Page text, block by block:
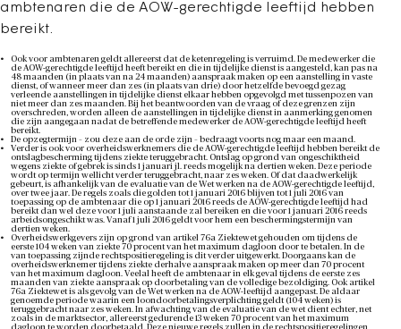
ambtenaren die de AOW-gerechtigde leeftijd hebben
bereikt.
Ook voor ambtenaren geldt allereerst dat de ketenregeling is verruimd. De medewerker die
de AOW-gerechtigde leeftijd heeft bereikt en die in tijdelijke dienst is aangesteld, kan pas na
48 maanden (in plaats van na 24 maanden) aanspraak maken op een aanstelling in vaste
dienst, of wanneer meer dan zes (in plaats van drie) door hetzelfde bevoegd gezag
verleende aanstellingen in tijdelijke dienst elkaar hebben opgevolgd met tussenpozen van
niet meer dan zes maanden. Bij het beantwoorden van de vraag of deze grenzen zijn
overschreden, worden alleen de aanstellingen in tijdelijke dienst in aanmerking genomen
die zijn aangegaan nadat de betreffende medewerker de AOW-gerechtigde leeftijd heeft
bereikt.
De opzegtermijn – zou deze aan de orde zijn – bedraagt voorts nog maar een maand.
Verder is ook voor overheidswerknemers die de AOW-gerechtigde leeftijd hebben bereikt de
ontslagbescherming tijdens ziekte teruggebracht. Ontslag op grond van ongeschiktheid
wegens ziekte of gebrek is sinds 1 januari jl. reeds mogelijk na dertien weken. Deze periode
wordt op termijn wellicht verder teruggebracht, naar zes weken. Of dat daadwerkelijk
gebeurt, is afhankelijk van de evaluatie van de Wet werken na de AOW-gerechtigde leeftijd,
over twee jaar. De regels zoals die golden tot 1 januari 2016 blijven tot 1 juli 2016 van
toepassing op de ambtenaar die op 1 januari 2016 reeds de AOW-gerechtigde leeftijd had
bereikt dan wel deze voor 1 juli aanstaande zal bereiken en die voor 1 januari 2016 reeds
arbeidsongeschikt was. Vanaf 1 juli 2016 geldt voor hem een beschermingstermijn van
dertien weken.
Overheidswerkgevers zijn op grond van artikel 76a Ziektewet gehouden om tijdens de
eerste 104 weken van ziekte 70 procent van het maximum dagloon door te betalen. In de
van toepassing zijnde rechtspositieregeling is dit verder uitgewerkt. Doorgaans kan de
overheidswerknemer tijdens ziekte derhalve aanspraak maken op meer dan 70 procent
van het maximum dagloon. Veelal heeft de ambtenaar in elk geval tijdens de eerste zes
maanden van ziekte aanspraak op doorbetaling van de volledige bezoldiging. Ook artikel
76a Ziektewet is als gevolg van de Wet werken na de AOW-leeftijd aangepast. De aldaar
genoemde periode waarin een loondoorbetalingsverplichting geldt (104 weken) is
teruggebracht naar zes weken. In afwachting van de evaluatie van de wet dient echter, net
zoals in de marktsector, allereerst gedurende 13 weken 70 procent van het maximum
dagloon te worden doorbetaald. Deze nieuwe regels zullen in de rechtspositieregelingen